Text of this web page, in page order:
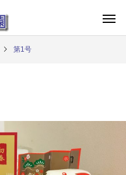
第1号